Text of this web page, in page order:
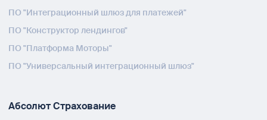
ПО "Интеграционный шлюз для платежей"
ПО "Конструктор лендингов"
ПО "Платформа Моторы"
ПО "Универсальный интеграционный шлюз"
Абсолют Страхование